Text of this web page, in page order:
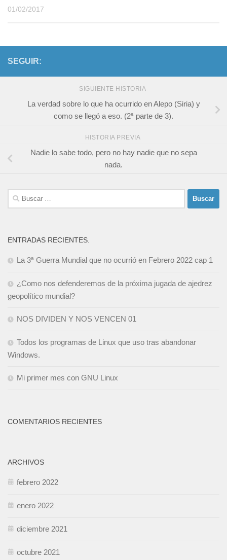
01/02/2017
SEGUIR:
SIGUIENTE HISTORIA
La verdad sobre lo que ha ocurrido en Alepo (Siria) y
como se llegó a eso. (2ª parte de 3).
HISTORIA PREVIA
Nadie lo sabe todo, pero no hay nadie que no sepa
nada.
Buscar:
ENTRADAS RECIENTES.
La 3ª Guerra Mundial que no ocurrió en Febrero 2022 cap 1
¿Como nos defenderemos de la próxima jugada de ajedrez
geopolítico mundial?
NOS DIVIDEN Y NOS VENCEN 01
Todos los programas de Linux que uso tras abandonar
Windows.
Mi primer mes con GNU Linux
COMENTARIOS RECIENTES
ARCHIVOS
febrero 2022
enero 2022
diciembre 2021
octubre 2021